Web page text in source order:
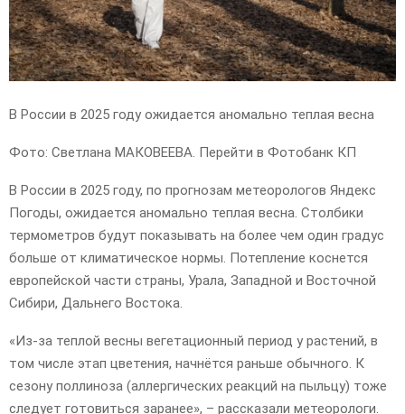
В России в 2025 году ожидается аномально теплая весна
Фото: Светлана МАКОВЕЕВА. Перейти в Фотобанк КП
В России в 2025 году, по прогнозам метеорологов Яндекс
Погоды, ожидается аномально теплая весна. Столбики
термометров будут показывать на более чем один градус
больше от климатическое нормы. Потепление коснется
европейской части страны, Урала, Западной и Восточной
Сибири, Дальнего Востока.
«Из-за теплой весны вегетационный период у растений, в
том числе этап цветения, начнётся раньше обычного. К
сезону поллиноза (аллергических реакций на пыльцу) тоже
следует готовиться заранее», – рассказали метеорологи.